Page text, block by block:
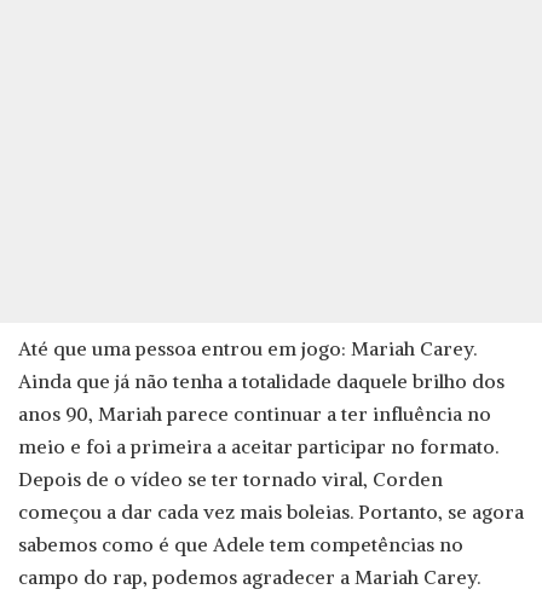
Até que uma pessoa entrou em jogo: Mariah Carey.
Ainda que já não tenha a totalidade daquele brilho dos
anos 90, Mariah parece continuar a ter influência no
meio e foi a primeira a aceitar participar no formato.
Depois de o vídeo se ter tornado viral, Corden
começou a dar cada vez mais boleias. Portanto, se agora
sabemos como é que Adele tem competências no
campo do rap, podemos agradecer a Mariah Carey.